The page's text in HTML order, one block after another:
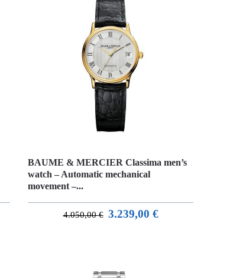
BAUME & MERCIER Classima men’s
watch – Automatic mechanical
movement –...
4.050,00€ 3.239,00 €